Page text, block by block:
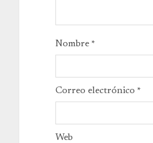
Nombre *
Correo electrónico *
Web